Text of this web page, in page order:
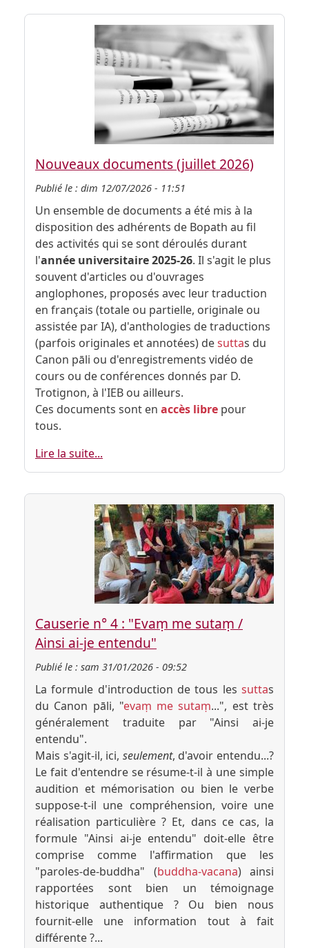
Nouveaux documents (juillet 2026)
Publié le : dim 12/07/2026 - 11:51
Un ensemble de documents a été mis à la
disposition des adhérents de Bopath au fil
des activités qui se sont déroulés durant
l'année universitaire 2025-26. Il s'agit le plus
souvent d'articles ou d'ouvrages
anglophones, proposés avec leur traduction
en français (totale ou partielle, originale ou
assistée par IA), d'anthologies de traductions
(parfois originales et annotées) desuttas du
Canon pāli ou d'enregistrements vidéo de
cours ou de conférences donnés par D.
Trotignon, à l'IEB ou ailleurs.
Ces documents sont en accès libre pour
tous.
Lire la suite...
Causerie n° 4 : "Evaṃ me sutaṃ /
Ainsi ai-je entendu"
Publié le : sam 31/01/2026 - 09:52
La formule d'introduction de tous les suttas
du Canon pāli, "evaṃ me sutaṃ...", est très
généralement traduite par "Ainsi ai-je
entendu".
Mais s'agit-il, ici, seulement, d'avoir entendu...?
Le fait d'entendre se résume-t-il à une simple
audition et mémorisation ou bien le verbe
suppose-t-il une compréhension, voire une
réalisation particulière ? Et, dans ce cas, la
formule "Ainsi ai-je entendu" doit-elle être
comprise comme l'affirmation que les
"paroles-de-buddha" (buddha-vacana) ainsi
rapportées sont bien un témoignage
historique authentique ? Ou bien nous
fournit-elle une information tout à fait
différente ?...